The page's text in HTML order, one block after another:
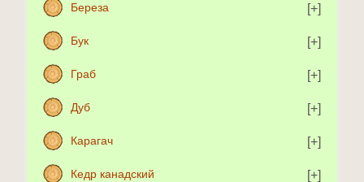
Береза
Бук
Граб
Дуб
Карагач
Кедр канадский